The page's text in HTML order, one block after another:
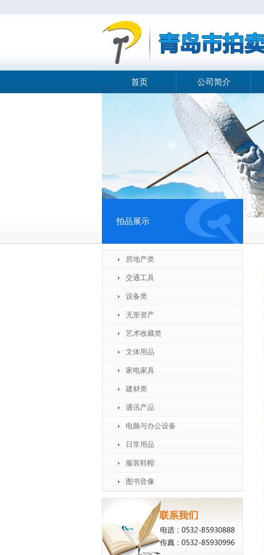
首页 公司简介
拍品展示
房地产类
交通工具
设备类
无形资产
艺术收藏类
文体用品
家电家具
建材类
通讯产品
电脑与办公设备
日常用品
服装鞋帽
图书音像